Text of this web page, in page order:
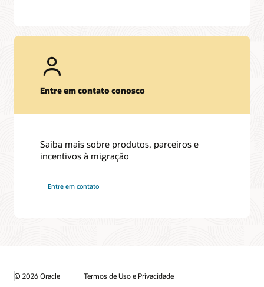
Entre em contato conosco
Saiba mais sobre produtos, parceiros e
incentivos à migração
Entre em contato
© 2026 Oracle Termos de Uso e Privacidade